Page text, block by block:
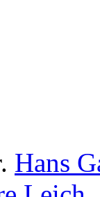
Hans